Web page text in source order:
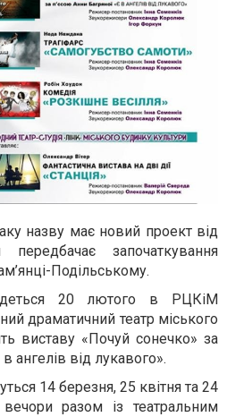
назву має новий проект від
передбачає започаткування
Подільському.
20 лютого в РЦКіМ
драматичний театр міського
виставу «Почуй сонечко» за
ангелів від лукавого».
14 березня, 25 квітня та 24
разом із театральним